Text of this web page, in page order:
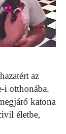
hazatért az
i otthonába.
katona
életbe,